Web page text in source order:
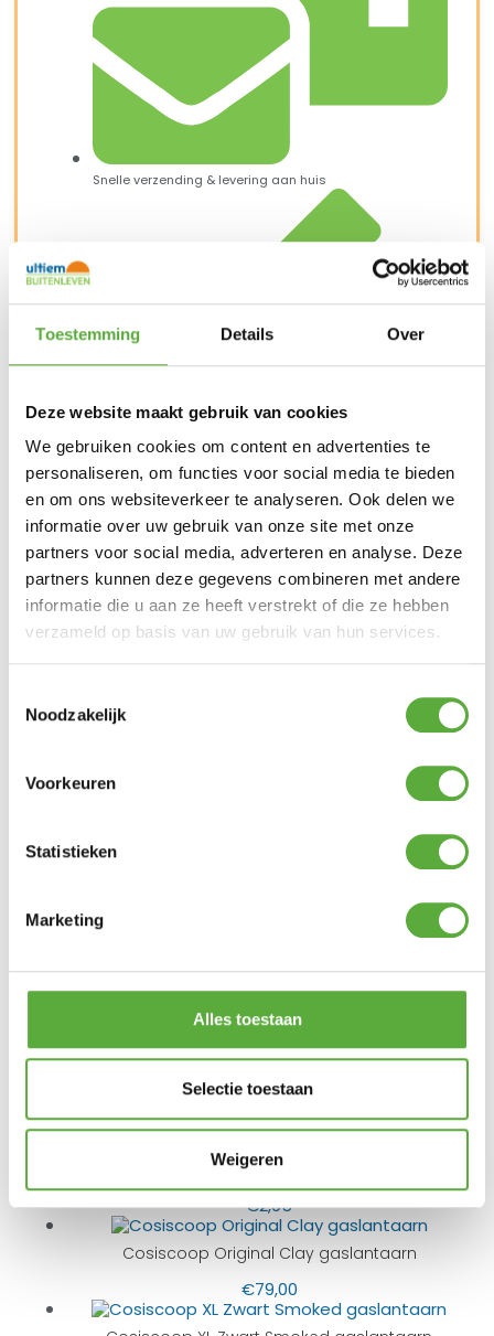
Toestemming Details Over
Deze website maakt gebruik van cookies
We gebruiken cookies om content en advertenties te
personaliseren, om functies voor social media te bieden
en om ons websiteverkeer te analyseren. Ook delen we
informatie over uw gebruik van onze site met onze
partners voor social media, adverteren en analyse. Deze
partners kunnen deze gegevens combineren met andere
informatie die u aan ze heeft verstrekt of die ze hebben
verzameld op basis van uw gebruik van hun services.
Noodzakelijk
Voorkeuren
Statistieken
Marketing
Alles toestaan
Selectie toestaan
Weigeren
Snelle verzending & levering aan huis
Kopersbescherming met Trusted Shops
SKU5801110CategorieënGas lantaarns,Gaslantaarns,
Sfeerverlichting
Terrasverwarming
Woon accessoires
Merk:Cosi
EAN
Breedte
BIJPASSENDE ACCESSOIRES EN ALTERNATIEVE
Gas cartouche 190 gram
€2,95
Cosiscoop Original Clay gaslantaarn
€79,00